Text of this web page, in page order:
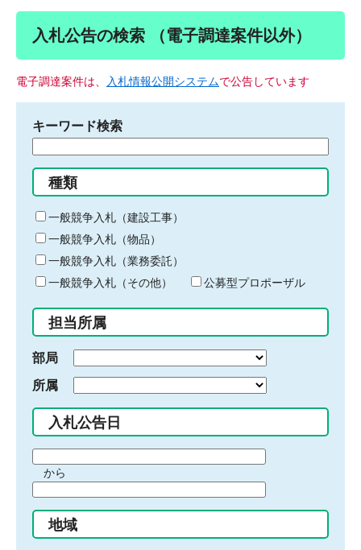
入札公告の検索 （電子調達案件以外）
電子調達案件は、 入札情報公開システムで公告しています
キーワード検索
る
キ
ー
ワ
ー
ド
入
力
種類
一般競争入札（建設工事）
一般競争入札（物品）
一般競争入札（業務委託）
一般競争入札（その他）
公募型プロポーザル
担当所属
部局
所属
入札公告日
間
始
り
から
間
終
地域